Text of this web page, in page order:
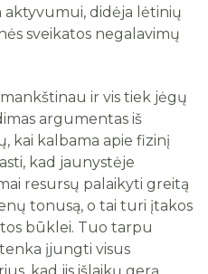
aktyvumui, didėja lėtinių
sveikatos negalavimų
ir vis tiek jėgų
argumentas iš
kai kalbama apie fizinį
kad jaunystėje
resursų palaikyti greitą
tonusą, o tai turi įtakos
būklei. Tuo tarpu
įjungti visus